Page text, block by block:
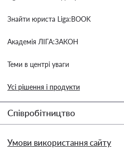
Знайти юриста Liga:BOOK
Академія ЛІГА:ЗАКОН
Теми в центрі уваги
Усі рішення і продукти
Співробітництво
Умови використання сайту